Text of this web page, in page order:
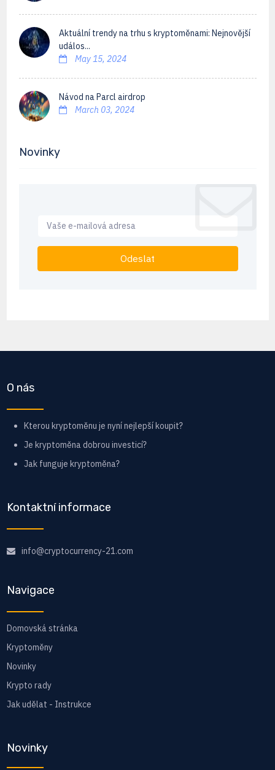
Aktuální trendy na trhu s kryptoměnami: Nejnovější
událos...
May 15, 2024
Návod na Parcl airdrop
March 03, 2024
Novinky
Odeslat
O nás
Kterou kryptoměnu je nyní nejlepší koupit?
Je kryptoměna dobrou investicí?
Jak funguje kryptoměna?
Kontaktní informace
info@cryptocurrency-21.com
Navigace
Domovská stránka
Kryptoměny
Novinky
Krypto rady
Jak udělat - Instrukce
Novinky